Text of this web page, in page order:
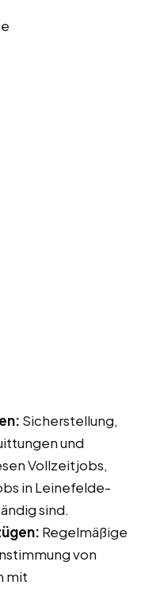
Sicherstellung,
und
Vollzeitjobs,
in Leinefelde-
sind.
Regelmäßige
von
mit